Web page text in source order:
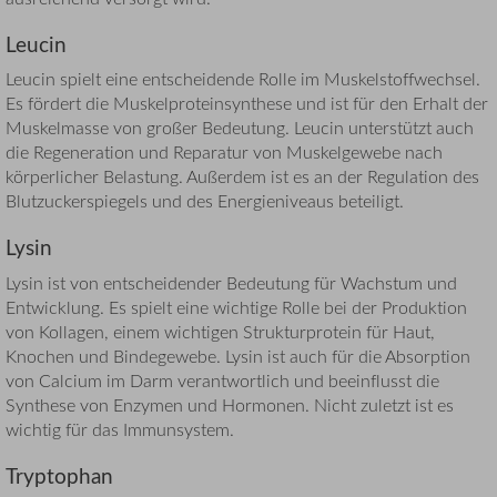
Leucin
Leucin spielt eine entscheidende Rolle im Muskelstoffwechsel.
Es fördert die Muskelproteinsynthese und ist für den Erhalt der
Muskelmasse von großer Bedeutung. Leucin unterstützt auch
die Regeneration und Reparatur von Muskelgewebe nach
körperlicher Belastung. Außerdem ist es an der Regulation des
Blutzuckerspiegels und des Energieniveaus beteiligt.
Lysin
Lysin ist von entscheidender Bedeutung für Wachstum und
Entwicklung. Es spielt eine wichtige Rolle bei der Produktion
von Kollagen, einem wichtigen Strukturprotein für Haut,
Knochen und Bindegewebe. Lysin ist auch für die Absorption
von Calcium im Darm verantwortlich und beeinflusst die
Synthese von Enzymen und Hormonen. Nicht zuletzt ist es
wichtig für das Immunsystem.
Tryptophan